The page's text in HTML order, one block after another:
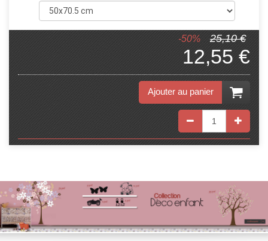
-50% 25,10 €
12,55 €
Ajouter au panier